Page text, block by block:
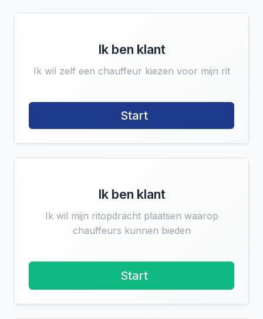
Ik ben klant
Ik wil zelf een chauffeur kiezen voor mijn rit
Start
Ik ben klant
Ik wil mijn ritopdracht plaatsen waarop
chauffeurs kunnen bieden
Start